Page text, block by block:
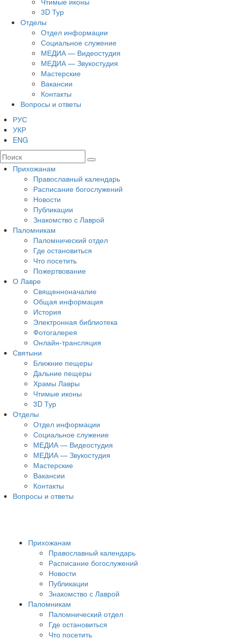
3D Тур
Отделы
Отдел информации
Социальное служение
МЕДИА — Видеостудия
МЕДИА — Звукостудия
Мастерские
Вакансии
Контакты
Вопросы и ответы
РУС
УКР
ENG
Прихожанам
Православный календарь
Расписание богослужений
Новости
Публикации
Знакомство с Лаврой
Паломникам
Паломнический отдел
Где остановиться
Что посетить
Пожертвование
О Лавре
Священноначалие
Общая информация
История
Электронная библиотека
Фотогалерея
Онлайн-трансляция
Святыни
Ближние пещеры
Дальние пещеры
Храмы Лавры
Чтимые иконы
3D Тур
Отделы
Отдел информации
Социальное служение
МЕДИА — Видеостудия
МЕДИА — Звукостудия
Мастерские
Вакансии
Контакты
Вопросы и ответы
Прихожанам
Православный календарь
Расписание богослужений
Новости
Публикации
Знакомство с Лаврой
Паломникам
Паломнический отдел
Где остановиться
Что посетить